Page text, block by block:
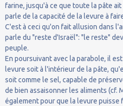
farine, jusqu'à ce que toute la pâte ait
parle de la capacité de la levure à
C'est à ceci qu'on fait allusion dans
parle du "reste d'Israël": "le reste"
peuple.
En poursuivant avec la parabole, il
levure soit à l'intérieur de la pâte,
soit comme le sel, capable de
de bien assaisonner les aliments (cf.
également pour que la levure puisse